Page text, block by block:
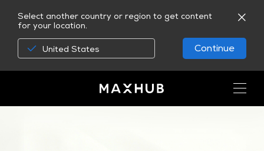
Select another country or region to get content
for your location.
United States Continue